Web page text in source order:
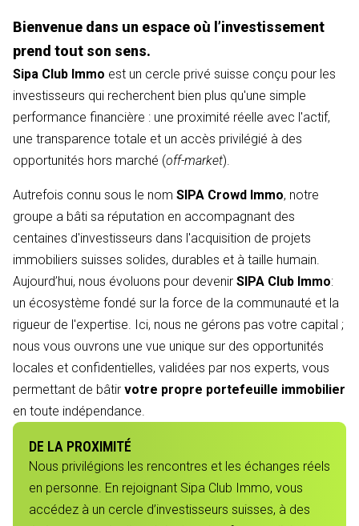
Bienvenue dans un espace où l’investissement
prend tout son sens.
Sipa Club Immo est un cercle privé suisse conçu pour les
investisseurs qui recherchent bien plus qu'une simple
performance financière : une proximité réelle avec l'actif,
une transparence totale et un accès privilégié à des
opportunités hors marché (off-market).
Autrefois connu sous le nom SIPA Crowd Immo, notre
groupe a bâti sa réputation en accompagnant des
centaines d'investisseurs dans l'acquisition de projets
immobiliers suisses solides, durables et à taille humain.
Aujourd’hui, nous évoluons pour devenir SIPA Club Immo:
un écosystème fondé sur la force de la communauté et la
rigueur de l'expertise. Ici, nous ne gérons pas votre capital ;
nous vous ouvrons une vue unique sur des opportunités
locales et confidentielles, validées par nos experts, vous
permettant de bâtir votre propre portefeuille immobilier
en toute indépendance.
DE LA PROXIMITÉ
Nous privilégions les rencontres et les échanges réels
en personne. En rejoignant Sipa Club Immo, vous
accédez à un cercle d’investisseurs suisses, à des